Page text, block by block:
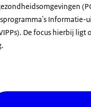
Informatie-
De focus hierbij ligt